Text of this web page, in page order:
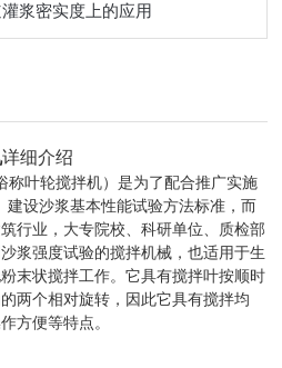
浆密实度上的应用
详细介绍
称叶轮搅拌机）是为了配合推广实施
建设沙浆基本性能试验方法标准，而
行业，大专院校、科研单位、质检部
浆强度试验的搅拌机械，也适用于生
末状搅拌工作。它具有搅拌叶按顺时
两个相对旋转，因此它具有搅拌均
方便等特点。